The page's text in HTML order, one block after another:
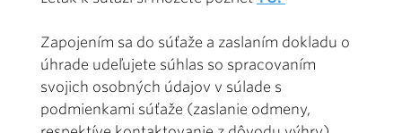
Zapojením sa do súťaže a zaslaním dokladu o
úhrade udeľujete súhlas so spracovaním
svojich osobných údajov v súlade s
podmienkami súťaže (zaslanie odmeny,